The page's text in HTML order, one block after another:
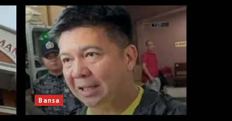
Bansa